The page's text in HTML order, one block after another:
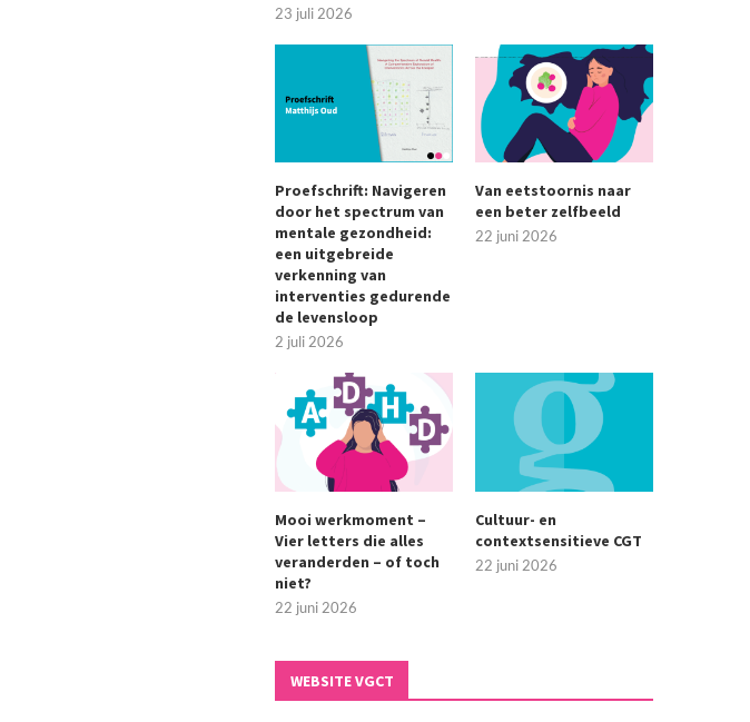
23 juli 2026
Proefschrift: Navigeren
door het spectrum van
mentale gezondheid:
een uitgebreide
verkenning van
interventies gedurende
de levensloop
2 juli 2026
Van eetstoornis naar
een beter zelfbeeld
22 juni 2026
Mooi werkmoment –
Vier letters die alles
veranderden – of toch
niet?
22 juni 2026
Cultuur- en
contextsensitieve CGT
22 juni 2026
WEBSITE VGCT